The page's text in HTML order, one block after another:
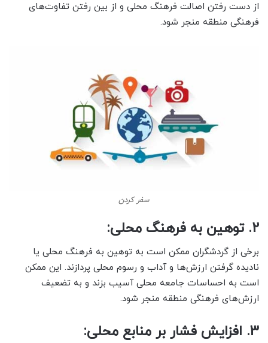
از دست رفتن اصالت فرهنگ محلی و از بین رفتن تفاوت‌های
فرهنگی منطقه منجر شود.
سفر کردن
2. توهین به فرهنگ محلی:
برخی از گردشگران ممکن است به توهین به فرهنگ محلی یا
نادیده گرفتن ارزش‌ها و آداب و رسوم محلی پردازند. این ممکن
است به احساسات جامعه محلی آسیب بزند و به تضعیف
ارزش‌های فرهنگی منطقه منجر شود.
3. افزایش فشار بر منابع محلی: